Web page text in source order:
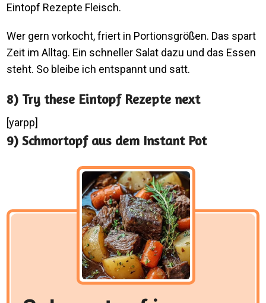
Eintopf Rezepte Fleisch.
Wer gern vorkocht, friert in Portionsgrößen. Das spart
Zeit im Alltag. Ein schneller Salat dazu und das Essen
steht. So bleibe ich entspannt und satt.
8) Try these Eintopf Rezepte next
[yarpp]
9) Schmortopf aus dem Instant Pot